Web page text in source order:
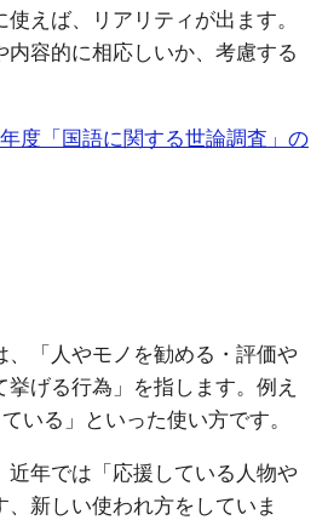
えば、リアリティが出ます。
内容的に相応しいか、考慮する
度「国語に関する世論調査」の
、「人やモノを勧める・評価や
げる行為」を指します。例え
いる」といった使い方です。
近年では「応援している人物や
新しい使われ方をしていま